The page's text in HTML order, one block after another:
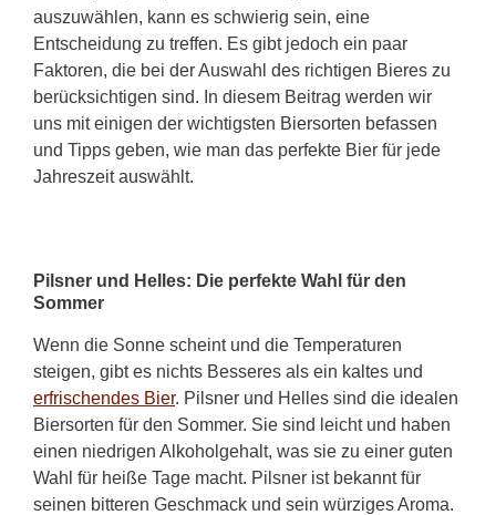
auszuwählen, kann es schwierig sein, eine
Entscheidung zu treffen. Es gibt jedoch ein paar
Faktoren, die bei der Auswahl des richtigen Bieres zu
berücksichtigen sind. In diesem Beitrag werden wir
uns mit einigen der wichtigsten Biersorten befassen
und Tipps geben, wie man das perfekte Bier für jede
Jahreszeit auswählt.
Pilsner und Helles: Die perfekte Wahl für den
Sommer
Wenn die Sonne scheint und die Temperaturen
steigen, gibt es nichts Besseres als ein kaltes und
erfrischendes Bier. Pilsner und Helles sind die idealen
Biersorten für den Sommer. Sie sind leicht und haben
einen niedrigen Alkoholgehalt, was sie zu einer guten
Wahl für heiße Tage macht. Pilsner ist bekannt für
seinen bitteren Geschmack und sein würziges Aroma.